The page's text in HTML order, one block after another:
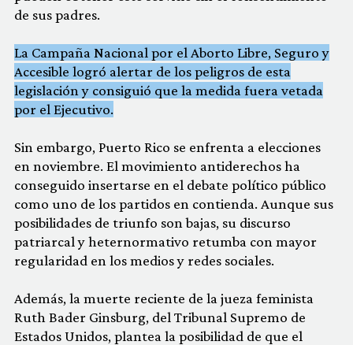
de sus padres.
La Campaña Nacional por el Aborto Libre, Seguro y
Accesible logró alertar de los peligros de esta
legislación y consiguió que la medida fuera vetada
por el Ejecutivo.
Sin embargo, Puerto Rico se enfrenta a elecciones
en noviembre. El movimiento antiderechos ha
conseguido insertarse en el debate político público
como uno de los partidos en contienda. Aunque sus
posibilidades de triunfo son bajas, su discurso
patriarcal y heternormativo retumba con mayor
regularidad en los medios y redes sociales.
Además, la muerte reciente de la jueza feminista
Ruth Bader Ginsburg, del Tribunal Supremo de
Estados Unidos, plantea la posibilidad de que el